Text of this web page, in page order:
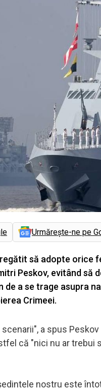
Urmărește-ne pe
să adopte orice
Peskov, evitând să
a se trage asupra
Crimeei.
a spus
că "nici nu ar trebui
nostru este